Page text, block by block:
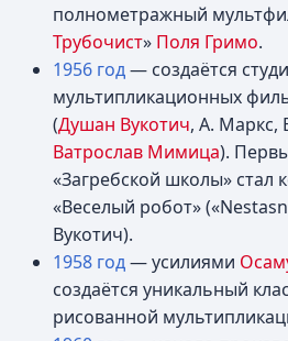
полнометражный
Трубочист» Поля Гримо.
1956 год— создаётся
мультипликационных
(Душан Вукотич, А. Маркс,
Ватрослав Мимица).
«Загребской школы» стал
«Веселый робот»
Вукотич).
1958 год— усилиями
создаётся уникальный
рисованной